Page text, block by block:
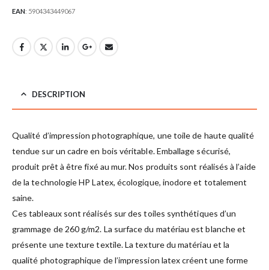
EAN: 5904343449067
DESCRIPTION
Qualité d’impression photographique, une toile de haute qualité
tendue sur un cadre en bois véritable. Emballage sécurisé,
produit prêt à être fixé au mur. Nos produits sont réalisés à l’aide
de la technologie HP Latex, écologique, inodore et totalement
saine.
Ces tableaux sont réalisés sur des toiles synthétiques d’un
grammage de 260 g/m2. La surface du matériau est blanche et
présente une texture textile. La texture du matériau et la
qualité photographique de l’impression latex créent une forme